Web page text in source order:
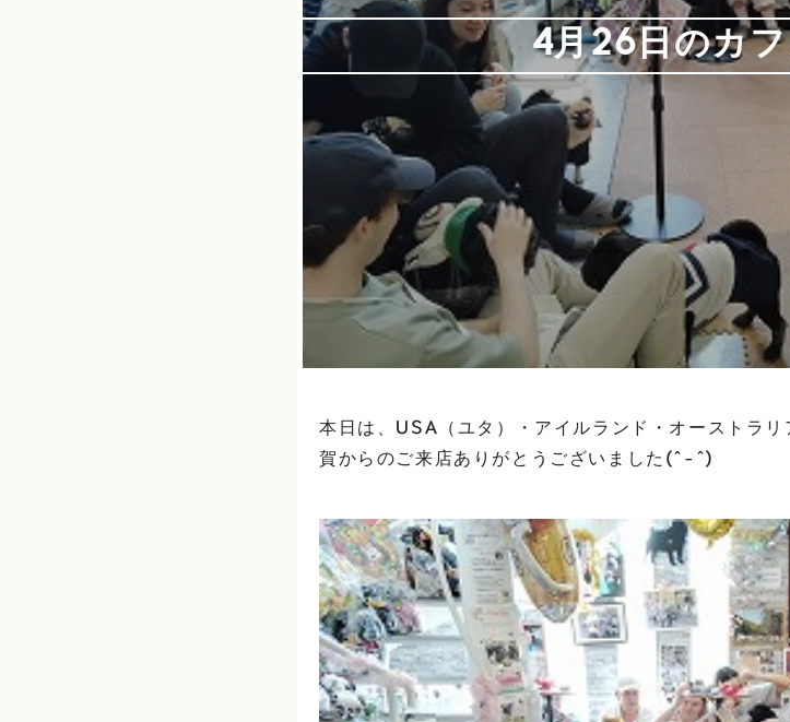
4月26日のカ
本日は、USA（ユタ）・アイルランド・オーストラ
賀からのご来店ありがとうございました(^-^)